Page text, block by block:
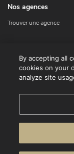
Nos agences
Trouver une agence
Contact
Facebook
By accepting all
cookies on your
analyze site